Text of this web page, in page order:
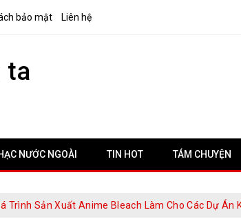
bảo mật Liên hệ
ta
NƯỚC NGOÀI TIN HOT TÁM CHUYỆN
Trình Sản Xuất Anime Bleach Làm Cho Các Dự Án